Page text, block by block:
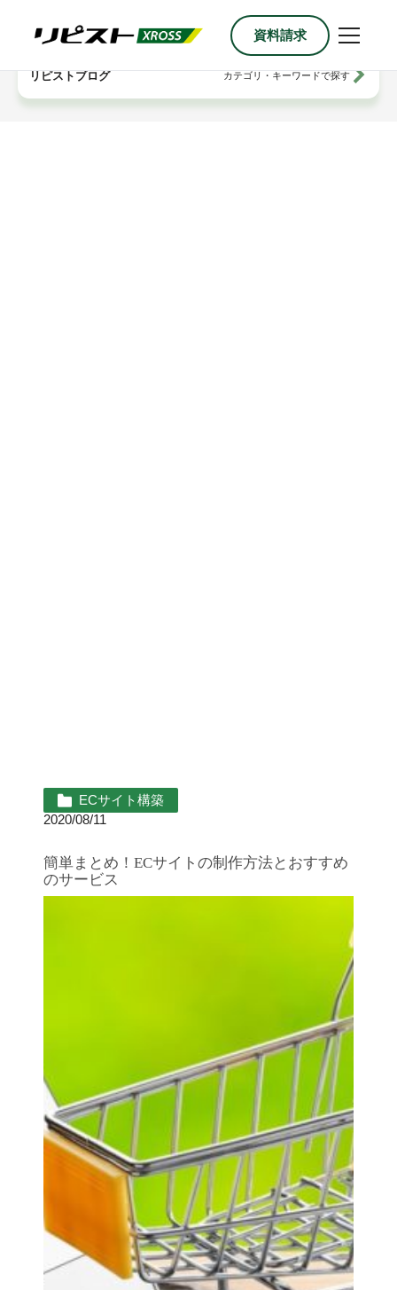
を
資料請求
リピストブログ カテゴリ・キーワードで探す
ECサイト構築
2020/08/11
簡単まとめ！ECサイトの制作方法とおすすめ
のサービス